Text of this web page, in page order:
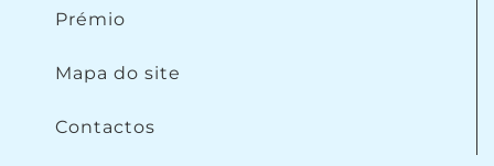
Prémio
Mapa do site
Contactos